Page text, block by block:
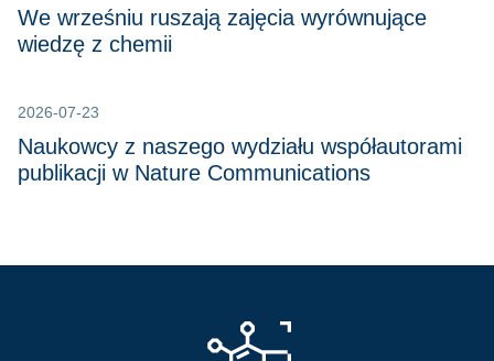
We wrześniu ruszają zajęcia wyrównujące
wiedzę z chemii
2026-07-23
Naukowcy z naszego wydziału współautorami
publikacji w Nature Communications